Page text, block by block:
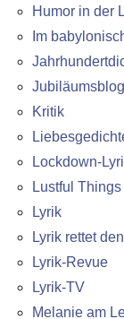
Humor in der
Im
Kritik
Lockdown-
Lustful
Lyrik
Lyrik rettet
Lyrik-Revue
Lyrik-TV
Melanie am